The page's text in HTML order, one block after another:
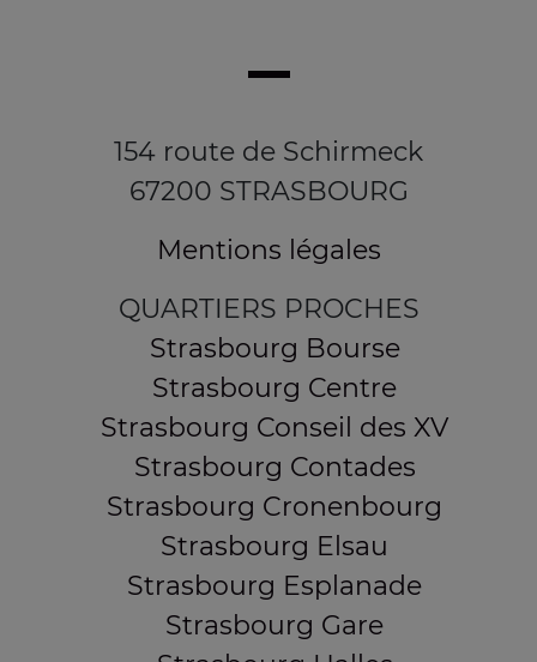
154 route de Schirmeck
67200 STRASBOURG
Mentions légales
QUARTIERS PROCHES
Strasbourg Bourse
Strasbourg Centre
Strasbourg Conseil des XV
Strasbourg Contades
Strasbourg Cronenbourg
Strasbourg Elsau
Strasbourg Esplanade
Strasbourg Gare